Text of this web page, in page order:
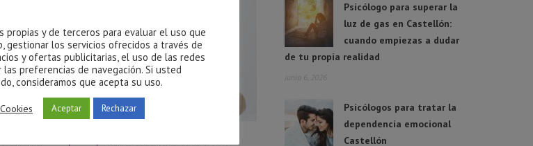
Psicólogo para superar la
luz de gas en Castellón:
cuando empiezas a dudar
de tu propia realidad
junio 6, 2026
Psicólogos para tratar la
dependencia emocional
Castellón
propias y de terceros para evaluar el uso que
gestionar los servicios ofrecidos a través de
y ofertas publicitarias, el uso de las redes
las preferencias de navegación. Si usted
consideramos que acepta su uso.
Aceptar Rechazar